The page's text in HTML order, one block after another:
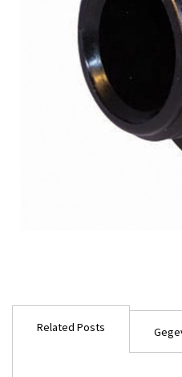
Related Posts